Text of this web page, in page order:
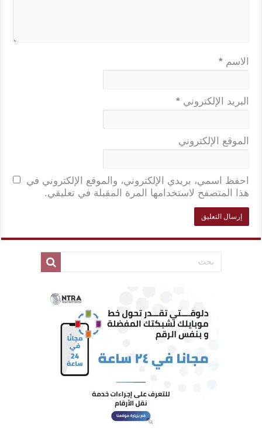
الاسم *
البريد الإلكتروني *
الموقع الإلكتروني
احفظ اسمي، بريدي الإلكتروني، والموقع الإلكتروني في
هذا المتصفح لاستخدامها المرة المقبلة في تعليقي.